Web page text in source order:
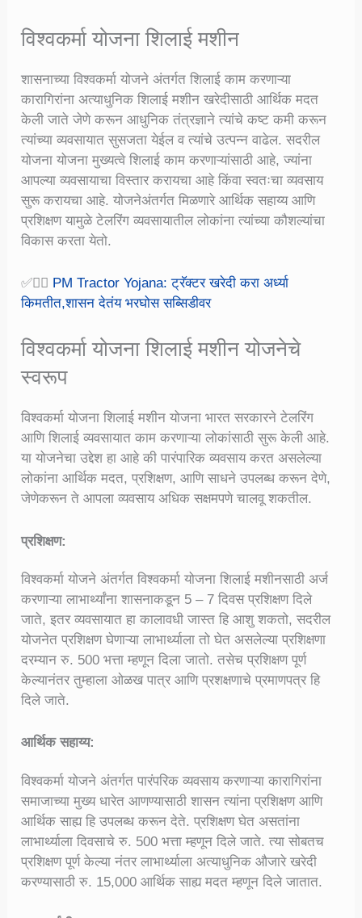
विश्वकर्मा योजना शिलाई मशीन
शासनाच्या विश्वकर्मा योजने अंतर्गत शिलाई काम करणाऱ्या
कारागिरांना अत्याधुनिक शिलाई मशीन खरेदीसाठी आर्थिक मदत
केली जाते जेणे करून आधुनिक तंत्रज्ञाने त्यांचे कष्ट कमी करून
त्यांच्या व्यवसायात सुसजता येईल व त्यांचे उत्पन्न वाढेल. सदरील
योजना योजना मुख्यत्वे शिलाई काम करणाऱ्यांसाठी आहे, ज्यांना
आपल्या व्यवसायाचा विस्तार करायचा आहे किंवा स्वतःचा व्यवसाय
सुरू करायचा आहे. योजनेअंतर्गत मिळणारे आर्थिक सहाय्य आणि
प्रशिक्षण यामुळे टेलरिंग व्यवसायातील लोकांना त्यांच्या कौशल्यांचा
विकास करता येतो.
✅👉🏻 PM Tractor Yojana: ट्रॅक्टर खरेदी करा अर्ध्या
किमतीत,शासन देतंय भरघोस सब्सिडीवर
विश्वकर्मा योजना शिलाई मशीन योजनेचे
स्वरूप
विश्वकर्मा योजना शिलाई मशीन योजना भारत सरकारने टेलरिंग
आणि शिलाई व्यवसायात काम करणाऱ्या लोकांसाठी सुरू केली आहे.
या योजनेचा उद्देश हा आहे की पारंपारिक व्यवसाय करत असलेल्या
लोकांना आर्थिक मदत, प्रशिक्षण, आणि साधने उपलब्ध करून देणे,
जेणेकरून ते आपला व्यवसाय अधिक सक्षमपणे चालवू शकतील.
प्रशिक्षण:
विश्वकर्मा योजने अंतर्गत विश्वकर्मा योजना शिलाई मशीनसाठी अर्ज
करणाऱ्या लाभार्थ्यांना शासनाकडून 5 – 7 दिवस प्रशिक्षण दिले
जाते, इतर व्यवसायात हा कालावधी जास्त हि आशु शकतो, सदरील
योजनेत प्रशिक्षण घेणाऱ्या लाभार्थ्याला तो घेत असलेल्या प्रशिक्षणा
दरम्यान रु. 500 भत्ता म्हणून दिला जातो. तसेच प्रशिक्षण पूर्ण
केल्यानंतर तुम्हाला ओळख पात्र आणि प्रशक्षणाचे प्रमाणपत्र हि
दिले जाते.
आर्थिक सहाय्य:
विश्वकर्मा योजने अंतर्गत पारंपरिक व्यवसाय करणाऱ्या कारागिरांना
समाजाच्या मुख्य धारेत आणण्यासाठी शासन त्यांना प्रशिक्षण आणि
आर्थिक साह्य हि उपलब्ध करून देते. प्रशिक्षण घेत असतांना
लाभार्थ्याला दिवसाचे रु. 500 भत्ता म्हणून दिले जाते. त्या सोबतच
प्रशिक्षण पूर्ण केल्या नंतर लाभार्थ्याला अत्याधुनिक औजारे खरेदी
करण्यासाठी रु. 15,000 आर्थिक साह्य मदत म्हणून दिले जातात.